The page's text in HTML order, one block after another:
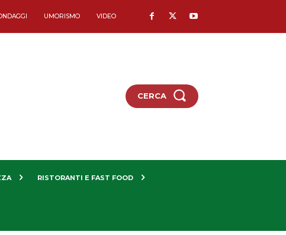
UMORISMO VIDEO
CERCA
RISTORANTI E FAST FOOD